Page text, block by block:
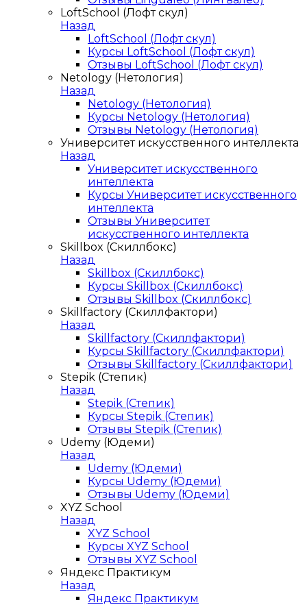
LoftSchool (Лофт скул)
Назад
LoftSchool (Лофт скул)
Курсы LoftSchool (Лофт скул)
Отзывы LoftSchool (Лофт скул)
Netology (Нетология)
Назад
Netology (Нетология)
Курсы Netology (Нетология)
Отзывы Netology (Нетология)
Университет искусственного интеллекта
Назад
Университет искусственного
интеллекта
Курсы Университет искусственного
интеллекта
Отзывы Университет
искусственного интеллекта
Skillbox (Скиллбокс)
Назад
Skillbox (Скиллбокс)
Курсы Skillbox (Скиллбокс)
Отзывы Skillbox (Скиллбокс)
Skillfactory (Скиллфактори)
Назад
Skillfactory (Скиллфактори)
Курсы Skillfactory (Скиллфактори)
Отзывы Skillfactory (Скиллфактори)
Stepik (Степик)
Назад
Stepik (Степик)
Курсы Stepik (Степик)
Отзывы Stepik (Степик)
Udemy (Юдеми)
Назад
Udemy (Юдеми)
Курсы Udemy (Юдеми)
Отзывы Udemy (Юдеми)
XYZ School
Назад
XYZ School
Курсы XYZ School
Отзывы XYZ School
Яндекс Практикум
Назад
Яндекс Практикум